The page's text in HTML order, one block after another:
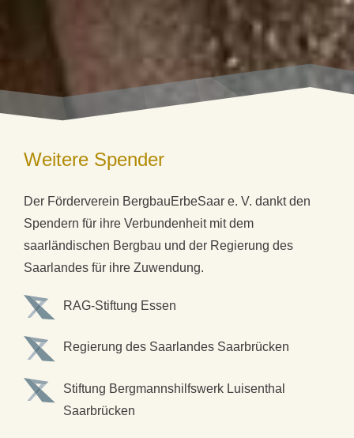
Weitere Spender
Der Förderverein BergbauErbeSaar e. V. dankt den
Spendern für ihre Verbundenheit mit dem
saarländischen Bergbau und der Regierung des
Saarlandes für ihre Zuwendung.
RAG-Stiftung Essen
Regierung des Saarlandes Saarbrücken
Stiftung Bergmannshilfswerk Luisenthal
Saarbrücken